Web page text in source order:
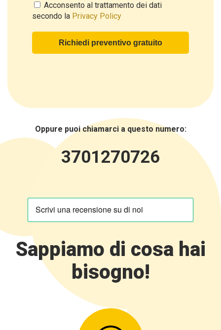
Acconsento al trattamento dei dati
secondo la Privacy Policy
Oppure puoi chiamarci a questo numero:
3701270726
Sappiamo di cosa hai
bisogno!